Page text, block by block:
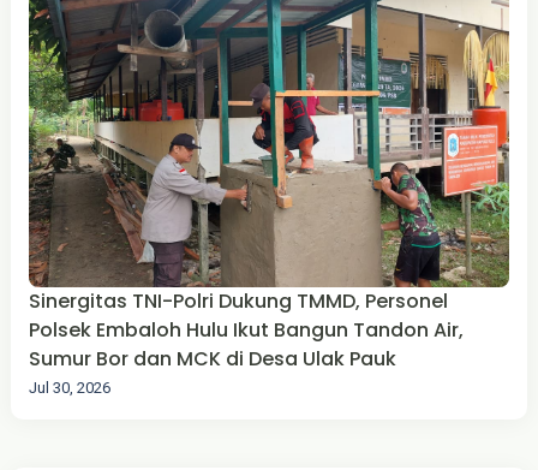
Sinergitas TNI-Polri Dukung TMMD, Personel
Polsek Embaloh Hulu Ikut Bangun Tandon Air,
Sumur Bor dan MCK di Desa Ulak Pauk
Jul 30, 2026